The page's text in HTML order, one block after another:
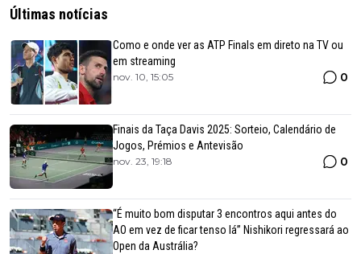
Últimas notícias
Como e onde ver as ATP Finals em direto na TV ou
em streaming
nov. 10, 15:05 0
Finais da Taça Davis 2025: Sorteio, Calendário de
Jogos, Prémios e Antevisão
nov. 23, 19:18 0
“É muito bom disputar 3 encontros aqui antes do
AO em vez de ficar tenso lá” Nishikori regressará ao
Open da Austrália?